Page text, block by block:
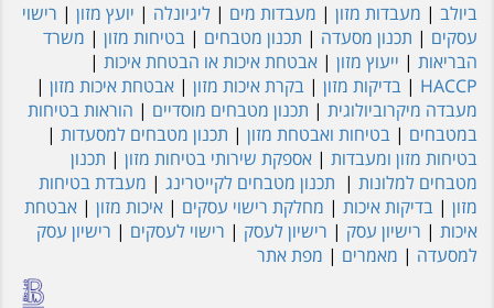
ביולב | מעבדות מזון | מעבדות מים | ליגיונלה | יועץ מזון | רישוי
עסקים | תכנון מסעדה | תכנון מטבחים | בטיחות מזון | משרד
הבריאות | ייעוץ מזון | אבטחת איכות או הבטחת איכות |
HACCP
| בדיקות מזון | בקרת איכות מזון | אבטחת איכות מזון |
מעבדה מיקרוביולוגית | תכנון מטבחים מוסדיים | הוראות בטיחות
במטבחים | בטיחות ואבטחת מזון | תכנון מטבחים למסעדות |
בטיחות מזון ומעבדות | אספקת שירותי בטיחות מזון | תכנון
מטבחים למלונות | תכנון מטבחים לקייטרינג | מעבדת בטיחות
מזון | בדיקות איכות | מחלקת רישוי עסקים | איכות מזון | אבטחת
איכות | רישיון עסק | רישיון לעסק | רישוי לעסקים | רישיון עסק
למסעדה | מאמרים | מפת אתר